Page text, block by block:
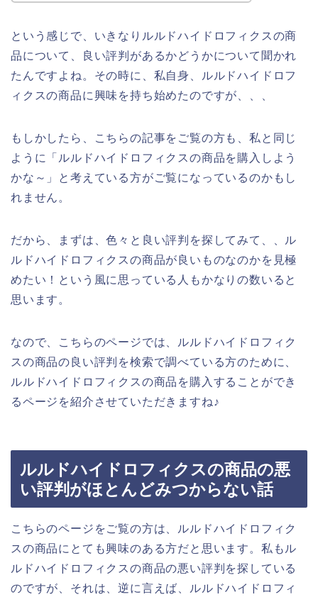
という感じで、いきなりルルドハイドロフィクスの商
品について、良い評判があるかどうかについて聞かれ
たんですよね。その時に、私自身、ルルドハイドロフ
ィクスの商品に興味を持ち始めたのですが、、、
もしかしたら、こちらの記事をご覧の方も、私と同じ
ように「ルルドハイドロフィクスの商品を購入しよう
かな～」と考えている方がご覧になっているのかもし
れません。
だから、まずは、色々と良い評判を探してみて、、ル
ルドハイドロフィクスの商品が良いものなのかを見極
めたい！という風に思っている人もかなりの数いると
思います。
なので、こちらのページでは、ルルドハイドロフィク
スの商品の良い評判を検索で調べている方のために、
ルルドハイドロフィクスの商品を購入することができ
るページを紹介させていただきますね♪
ルルドハイドロフィクスの商品の悪
い評判がほとんどみつからない話
こちらのページをご覧の方は、ルルドハイドロフィク
スの商品にとても興味のある方だと思います。私もル
ルドハイドロフィクスの商品の悪い評判を探している
のですが、それは、逆に言えば、ルルドハイドロフィ